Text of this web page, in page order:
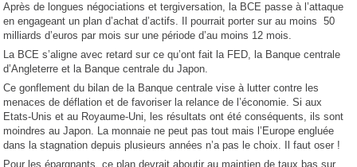
Après de longues négociations et tergiversation, la BCE passe à l’attaque
en engageant un plan d’achat d’actifs. Il pourrait porter sur au moins 50
milliards d’euros par mois sur une période d’au moins 12 mois.
La BCE s’aligne avec retard sur ce qu’ont fait la FED, la Banque centrale
d’Angleterre et la Banque centrale du Japon.
Ce gonflement du bilan de la Banque centrale vise à lutter contre les
menaces de déflation et de favoriser la relance de l’économie. Si aux
Etats-Unis et au Royaume-Uni, les résultats ont été conséquents, ils sont
moindres au Japon. La monnaie ne peut pas tout mais l’Europe engluée
dans la stagnation depuis plusieurs années n’a pas le choix. Il faut oser !
Pour les épargnants, ce plan devrait aboutir au maintien de taux bas sur